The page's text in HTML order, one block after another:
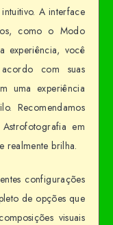
A interface
como o Modo
experiência, você
com suas
uma experiência
Recomendamos
em
realmente brilha.
configurações
de opções que
visuais